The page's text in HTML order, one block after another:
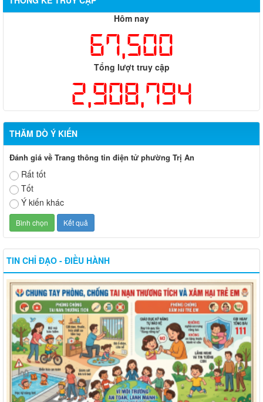
Hôm nay
67,500
Tổng lượt truy cập
2,908,794
THĂM DÒ Ý KIẾN
Đánh giá về Trang thông tin điện tử phường Trị An
Rất tốt
Tốt
Ý kiến khác
TIN CHỈ ĐẠO - ĐIỀU HÀNH